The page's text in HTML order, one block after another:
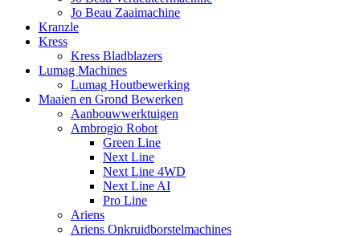
Jo Beau Zaaimachine
Kranzle
Kress
Kress Bladblazers
Lumag Machines
Lumag Houtbewerking
Maaien en Grond Bewerken
Aanbouwwerktuigen
Ambrogio Robot
Green Line
Next Line
Next Line 4WD
Next Line AI
Pro Line
Ariens
Ariens Onkruidborstelmachines